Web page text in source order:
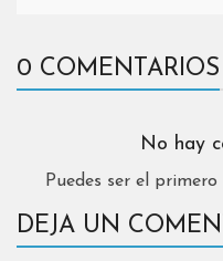
0 COMENTARIOS
No hay
Puedes ser el
DEJA UN